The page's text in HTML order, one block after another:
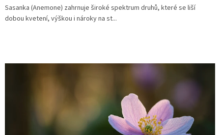
Sasanka (Anemone) zahrnuje široké spektrum druhů, které se liší
dobou kvetení, výškou i nároky na st...